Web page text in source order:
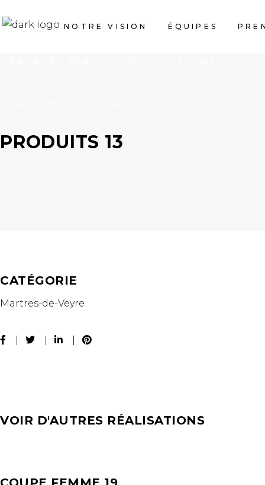
NOTRE VISION ÉQUIPES
NOTRE VISION
PRODUITS 13
CATÉGORIE
Martres-de-Veyre
VOIR D'AUTRES RÉALISATIONS